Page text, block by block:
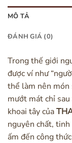
MÔ TẢ
ĐÁNH GIÁ (0)
Trong thế giới
được ví như
thể làm nên món
mướt mát chỉ
khoai tây của
nguyên chất,
ấm đến công